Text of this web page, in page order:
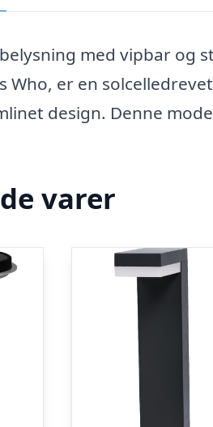
med vipbar og
Who, er en
design. Denne
varer